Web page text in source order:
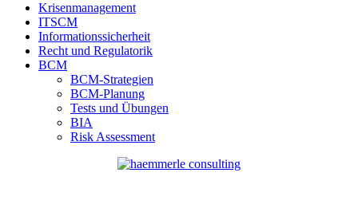
Krisenmanagement
ITSCM
Informationssicherheit
Recht und Regulatorik
BCM
BCM-Strategien
BCM-Planung
Tests und Übungen
BIA
Risk Assessment